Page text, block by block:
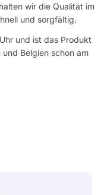
wir die Qualität im
und sorgfältig.
und ist das Produkt
Belgien schon am